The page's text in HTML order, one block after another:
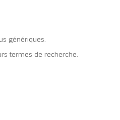
génériques.
termes de recherche.